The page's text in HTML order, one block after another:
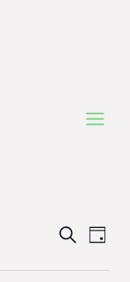
Main
Events
Search
Day